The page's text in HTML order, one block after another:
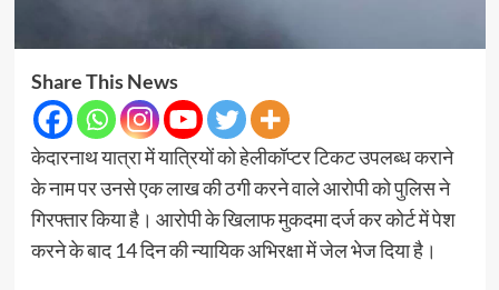
Share This News
केदारनाथ यात्रा में यात्रियों को हेलीकॉप्टर टिकट उपलब्ध कराने
के नाम पर उनसे एक लाख की ठगी करने वाले आरोपी को पुलिस ने
गिरफ्तार किया है। आरोपी के खिलाफ मुकदमा दर्ज कर कोर्ट में पेश
करने के बाद 14 दिन की न्यायिक अभिरक्षा में जेल भेज दिया है।